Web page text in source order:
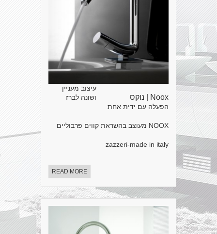
Noox | נוקס
עיצוב מעניין
ושונה לברז
הפעלה עם ידית אחת
NOOX מעוצב בהשראת קווים פרבוליים
zazzeri-made in italy
READ MORE